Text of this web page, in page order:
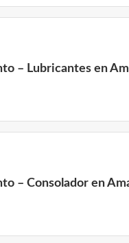
– Lubricantes en
– Consolador en